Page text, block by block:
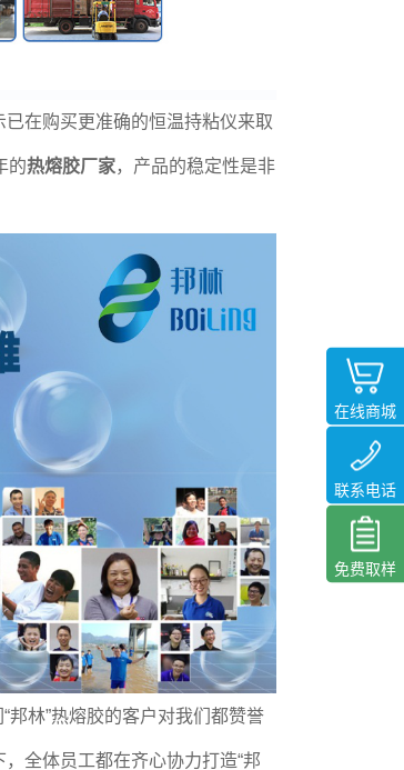
在线商城
联系电话
免费取样
在购买更准确的恒温持粘仪来取
的热熔胶厂家，产品的稳定性是非
邦林”热熔胶的客户对我们都赞誉
全体员工都在齐心协力打造“邦